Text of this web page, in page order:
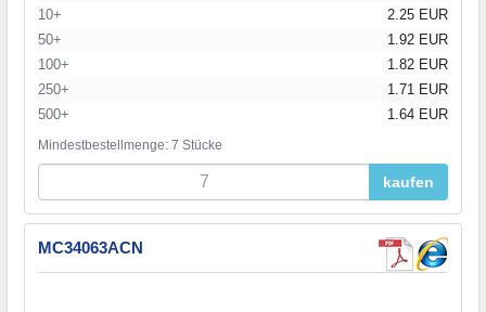
10+
2.25 EUR
50+
1.92 EUR
100+
1.82 EUR
250+
1.71 EUR
500+
1.64 EUR
Mindestbestellmenge: 7 Stücke
kaufen
MC34063ACN